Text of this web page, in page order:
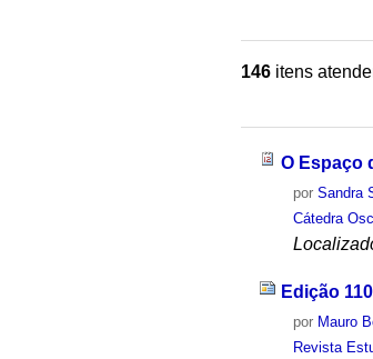
146 itens
O Espaço
porSandra
Cátedra
Edição
por Mauro
Revista